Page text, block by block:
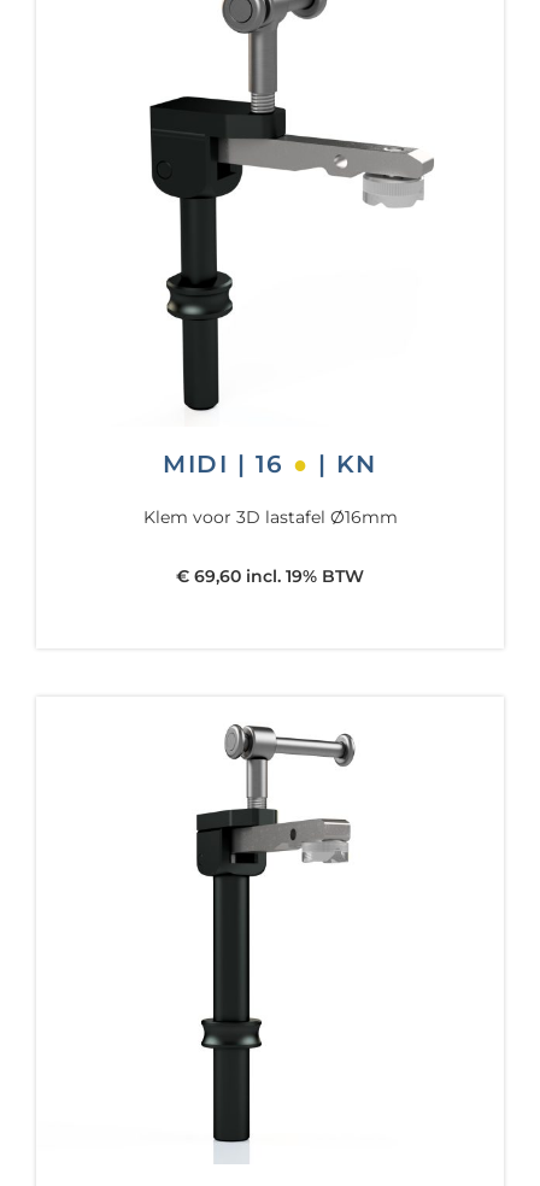
MIDI | 16 ● | KN
Klem voor 3D lastafel Ø16mm
€ 69,60 incl. 19% BTW